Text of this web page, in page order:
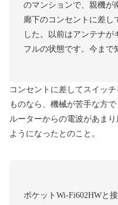
のマンションで、親機が
廊下のコンセントに差し
した。以前はアンテナが
フルの状態です。今まで
コンセントに差してスイッ
ものなら、機械が苦手な方
ルーターからの電波があま
ようになったとのこと。
ポケットWi-Fi602HWと